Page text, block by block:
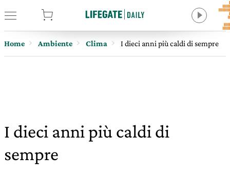
Home Ambiente Clima I dieci anni più caldi di sempre
I dieci anni più caldi di
sempre